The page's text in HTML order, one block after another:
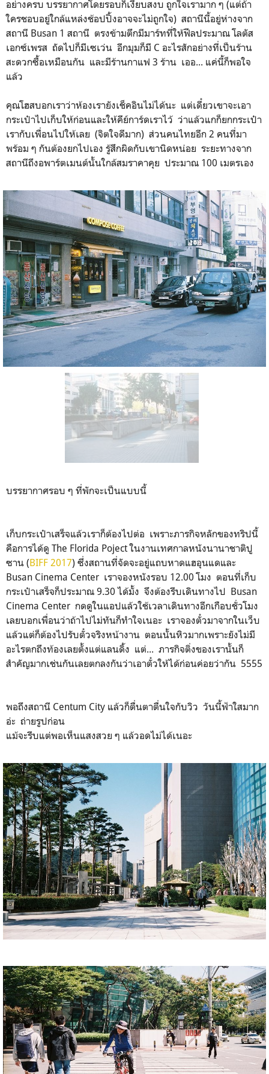
เอากระเป๋าไปเก็บให้ก่อน พอถึงสถานีก็มัวแต่มองหาทางออก 10
จนมองไม่เห็นเขาและไม่ได้ยินเสียงเรียก จนเพื่อนต้องหันไปตอบ
เขาแทนและตะโกนเรียกเรา (เด๋อตั้งแต่แรกพบเลย)
ปรากฏว่ามีคนไทยอีก 2 คนพักห้องของเขาเหมือนกัน คุณคนนี้
เขามี 6 ห้องมั้ง ซึ่งห้องพักทำเลดีมากกกกกกก ห้องก็ดีมาก มีทุก
ใครชอบอยู่ใกล้แหล่งช้อปปิ้งอาจจะไม่ถูกใจ) สถานีนี้อยู่ห่างจาก
สถานี Busan 1 สถานี ตรงข้ามตึกมีมาร์ทที่ให้ฟีลประมาณ โลตัส
เอกซ์เพรส ถัดไปก็มีเซเว่น อีกมุมก็มี C อะไรสักอย่างที่เป็นร้าน
สะดวกซื้อเหมือนกัน และมีร้านกาแฟ 3 ร้าน เออ... แค่นี้ก็พอใจ
แล้ว
คุณโฮสบอกเราว่าห้องเรายังเช็คอินไม่ได้นะ แต่เดี๋ยวเขาจะเอา
กระเป๋าไปเก็บให้ก่อนและให้คีย์การ์ดเราไว้ ว่าแล้วแกก็ยกกระเป๋า
เรากับเพื่อนไปให้เลย (จิตใจดีมาก) ส่วนคนไทยอีก 2 คนที่มา
พร้อม ๆ กันต้องยกไปเอง รู้สึกผิดกับเขานิดหน่อย ระยะทางจาก
สถานีถึงอพาร์ตเมนต์นั้นใกล้สมราคาคุย ประมาณ 100 เมตรเอง
บรรยากาศรอบ ๆ ที่พักจะเป็นแบบนี้
เก็บกระเป๋าเสร็จแล้วเราก็ต้องไปต่อ เพราะภารกิจหลักของทริปนี้
คือการได้ดู The Florida Poject ในงานเทศกาลหนังนานาชาติปู
ซาน (BIFF 2017) ซึ่งสถานที่จัดจะอยู่แถบหาดแฮอุนแดและ
กระเป๋าเสร็จก็ประมาณ 9.30 ได้มั้ง จึงต้องรีบเดินทางไป Busan
Cinema Center กดดูในแอปแล้วใช้เวลาเดินทางอีกเกือบชั่วโมง
เลยบอกเพื่อนว่าถ้าไปไม่ทันก็ทำใจเนอะ เราจองตั๋วมาจากในเว็บ
แล้วแต่ก็ต้องไปรับตั๋วจริงหน้างาน ตอนนั้นหิวมากเพราะยังไม่มี
อะไรตกถึงท้องเลยตั้งแต่แลนดิ้ง แต่... ภารกิจติ่งของเรานั้นก็
สำคัญมากเช่นกันเลยตกลงกันว่าเอาตั๋วให้ได้ก่อนค่อยว่ากัน 5555
พอถึงสถานี Centum City แล้วก็ตื่นตาตื่นใจกับวิว วันนี้ฟ้าใสมาก
อ่ะ ถ่ายรูปก่อน
แม้จะรีบแต่พอเห็นแสงสวย ๆ แล้วอดไม่ได้เนอะ